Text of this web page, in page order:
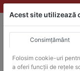
Skip
to
ACHIZITII
Produsele pot fi
Acest site utilizează
Consimțământ
Folosim cookie-uri
a oferi funcții de rețele